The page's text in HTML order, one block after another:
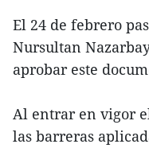
El 24 de febrero
Nursultan
aprobar este
Al entrar en vigor
las barreras